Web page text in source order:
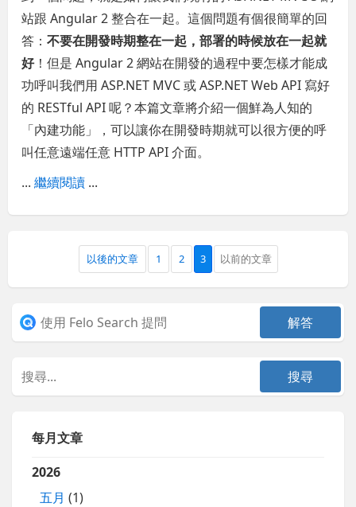
站跟 Angular 2 整合在一起。這個問題有個很簡單的回
答：不要在開發時期整在一起，部署的時候放在一起就
好！但是 Angular 2 網站在開發的過程中要怎樣才能成
功呼叫我們用 ASP.NET MVC 或 ASP.NET Web API 寫好
的 RESTful API 呢？本篇文章將介紹一個鮮為人知的
「內建功能」，可以讓你在開發時期就可以很方便的呼
叫任意遠端任意 HTTP API 介面。
...繼續閱讀 ...
以後的文章 1 2 3 以前的文章
每月文章
2026
五月 (1)